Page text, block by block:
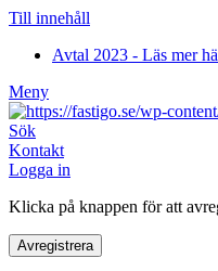
Till innehåll
Avtal 2023 - Läs mer
Meny
Sök
Kontakt
Logga in
Klicka på knappen för att
Avregistrera